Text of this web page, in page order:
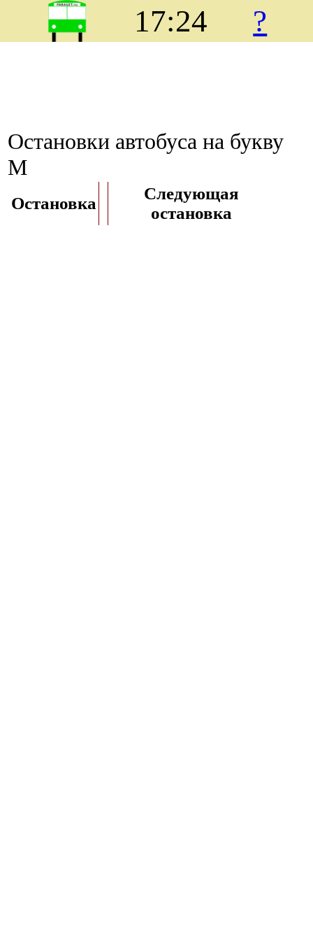
17:24 ?
Остановки автобуса на букву
М
Остановка
Следующая
остановка